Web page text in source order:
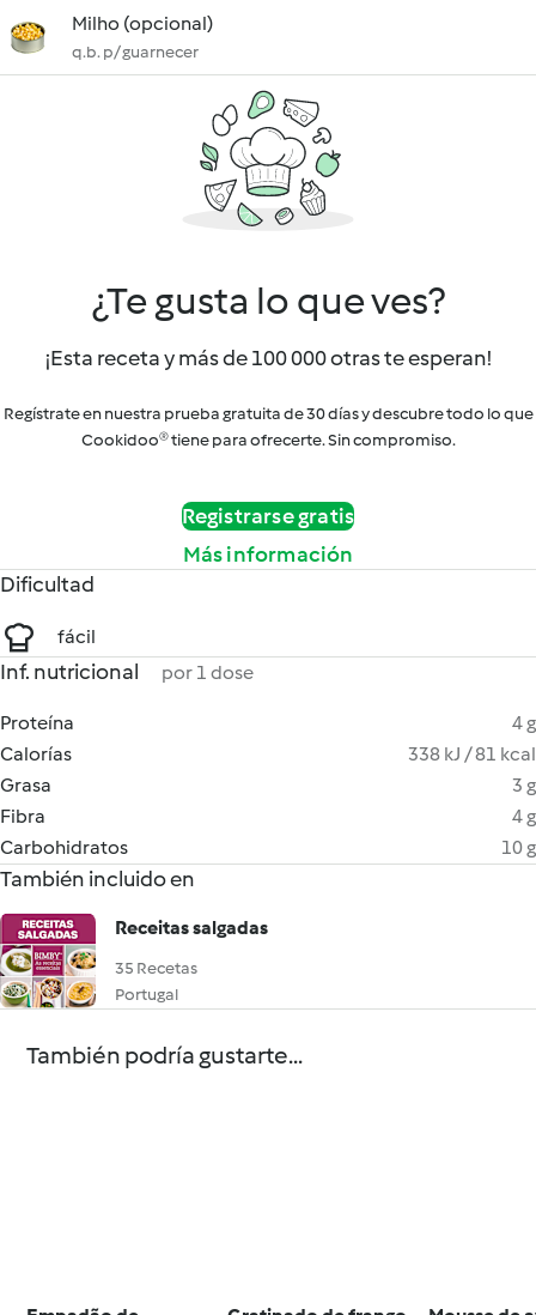
Milho (opcional)
q.b. p/ guarnecer
¿Te gusta lo que ves?
¡Esta receta y más de 100 000 otras te esperan!
Regístrate en nuestra prueba gratuita de 30 días y descubre todo lo que
Cookidoo® tiene para ofrecerte. Sin compromiso.
Registrarse gratis
Más información
Dificultad
fácil
Inf. nutricional por 1 dose
Proteína
4 g
Calorías
338 kJ / 81 kcal
Grasa
3 g
Fibra
4 g
Carbohidratos
10 g
También incluido en
Receitas salgadas
35 Recetas
Portugal
También podría gustarte...